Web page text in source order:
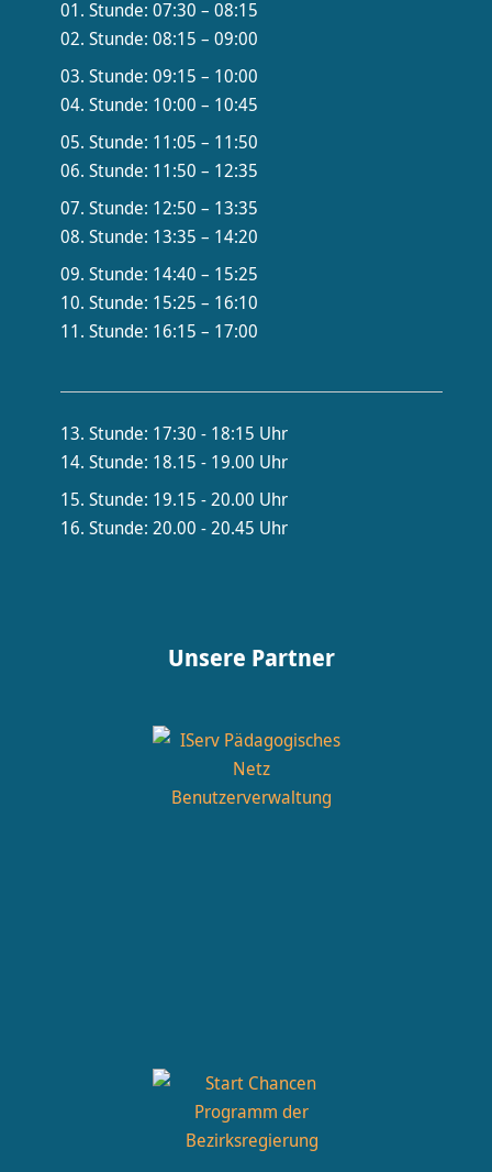
01. Stunde: 07:30 – 08:15
02. Stunde: 08:15 – 09:00
03. Stunde: 09:15 – 10:00
04. Stunde: 10:00 – 10:45
05. Stunde: 11:05 – 11:50
06. Stunde: 11:50 – 12:35
07. Stunde: 12:50 – 13:35
08. Stunde: 13:35 – 14:20
09. Stunde: 14:40 – 15:25
10. Stunde: 15:25 – 16:10
11. Stunde: 16:15 – 17:00
13. Stunde: 17:30 - 18:15 Uhr
14. Stunde: 18.15 - 19.00 Uhr
15. Stunde: 19.15 - 20.00 Uhr
16. Stunde: 20.00 - 20.45 Uhr
Unsere Partner